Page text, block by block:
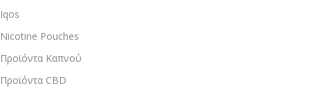
Iqos
Nicotine Pouches
Προϊόντα Καπνού
Προϊόντα CBD